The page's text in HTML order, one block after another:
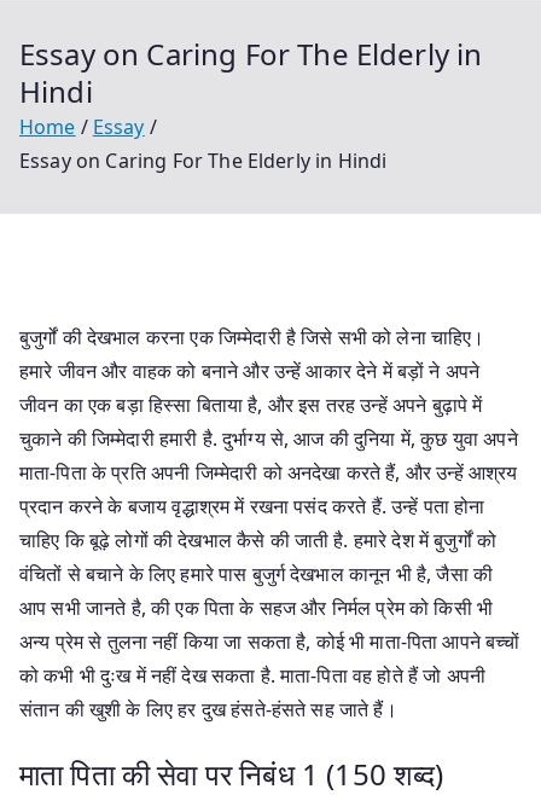
Essay on Caring For The Elderly in
Hindi
Home
Essay
Essay on Caring For The Elderly in Hindi
बुजुर्गों की देखभाल करना एक जिम्मेदारी है जिसे सभी को लेना चाहिए।
हमारे जीवन और वाहक को बनाने और उन्हें आकार देने में बड़ों ने अपने
जीवन का एक बड़ा हिस्सा बिताया है, और इस तरह उन्हें अपने बुढ़ापे में
चुकाने की जिम्मेदारी हमारी है. दुर्भाग्य से, आज की दुनिया में, कुछ युवा अपने
माता-पिता के प्रति अपनी जिम्मेदारी को अनदेखा करते हैं, और उन्हें आश्रय
प्रदान करने के बजाय वृद्धाश्रम में रखना पसंद करते हैं. उन्हें पता होना
चाहिए कि बूढ़े लोगों की देखभाल कैसे की जाती है. हमारे देश में बुजुर्गों को
वंचितों से बचाने के लिए हमारे पास बुजुर्ग देखभाल कानून भी है, जैसा की
आप सभी जानते है, की एक पिता के सहज और निर्मल प्रेम को किसी भी
अन्य प्रेम से तुलना नहीं किया जा सकता है, कोई भी माता-पिता आपने बच्चों
को कभी भी दुःख में नहीं देख सकता है. माता-पिता वह होते हैं जो अपनी
संतान की खुशी के लिए हर दुख हंसते-हंसते सह जाते हैं।
माता पिता की सेवा पर निबंध 1 (150 शब्द)